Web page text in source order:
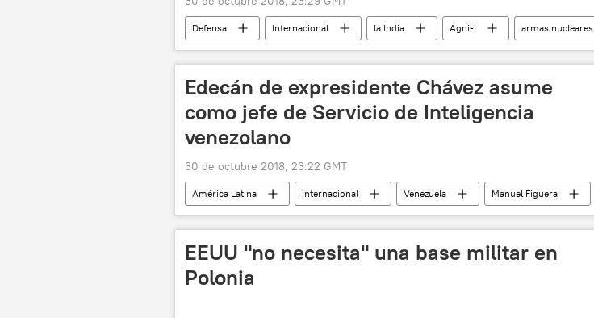
Defensa Internacional la India Agni-I
armas nucleares
misiles balísticos
🌏 Asia noticias
Edecán de expresidente Chávez asume
como jefe de Servicio de Inteligencia
venezolano
30 de octubre 2018, 23:22 GMT
América Latina Internacional Venezuela
Manuel Figuera
Servicio Bolivariano de Inteligencia Nacional
noticias
EEUU "no necesita" una base militar en
Polonia